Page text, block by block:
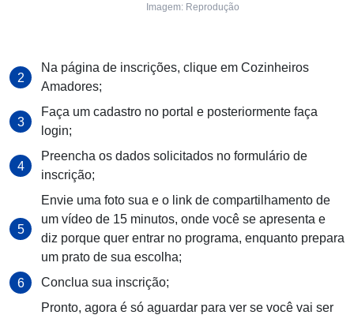
Imagem: Reprodução
Na página de inscrições, clique em Cozinheiros
Amadores;
Faça um cadastro no portal e posteriormente faça
login;
Preencha os dados solicitados no formulário de
inscrição;
Envie uma foto sua e o link de compartilhamento de
um vídeo de 15 minutos, onde você se apresenta e
diz porque quer entrar no programa, enquanto prepara
um prato de sua escolha;
Conclua sua inscrição;
Pronto, agora é só aguardar para ver se você vai ser